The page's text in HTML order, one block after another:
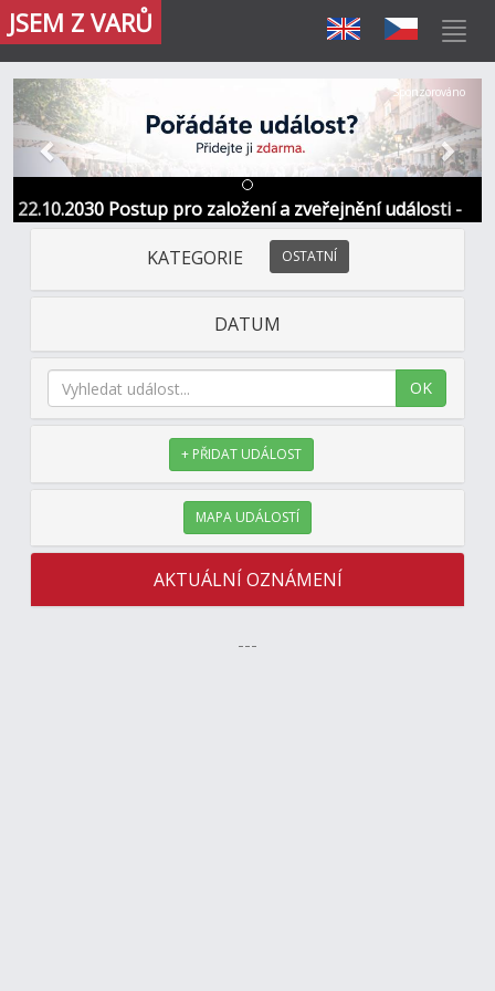
JSEM Z VARŮ
22.10.2030 Postup pro založení a zveřejnění události -
Informace / kontakt
Předchozí Další
Sponzorováno
KATEGORIE OSTATNÍ
DATUM
OK
+ PŘIDAT UDÁLOST
MAPA UDÁLOSTÍ
AKTUÁLNÍ OZNÁMENÍ
---